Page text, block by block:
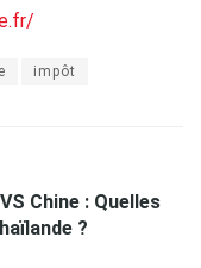
impôt
Chine : Quelles
?